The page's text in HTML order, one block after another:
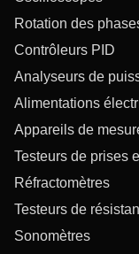
Rotation des
Contrôleurs PID
Analyseurs de
Alimentations
Appareils de
Testeurs de prises
Réfractomètres
Testeurs de
Sonomètres